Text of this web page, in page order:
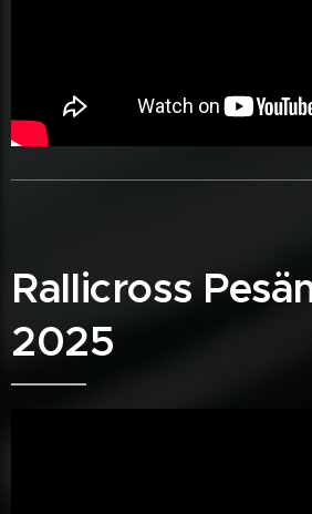
Rallicross
2025